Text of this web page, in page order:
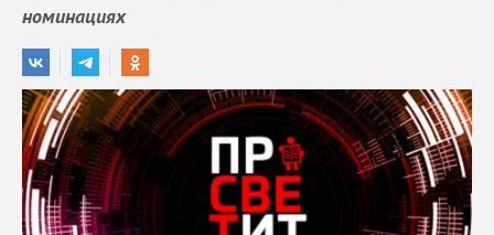
номинациях